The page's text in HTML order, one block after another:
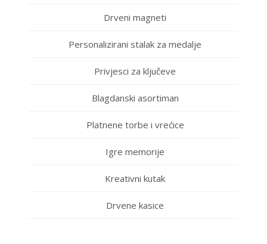
Drveni magneti
Personalizirani stalak za medalje
Privjesci za ključeve
Blagdanski asortiman
Platnene torbe i vrećice
Igre memorije
Kreativni kutak
Drvene kasice